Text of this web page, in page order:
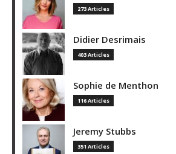
273 Articles
Didier Desrimais
403 Articles
Sophie de Menthon
116 Articles
Jeremy Stubbs
351 Articles